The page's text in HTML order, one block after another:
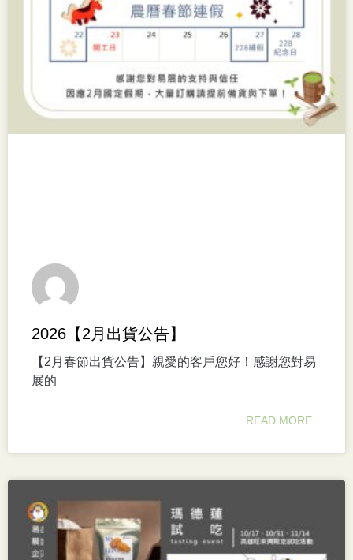
2026【2月出貨公告】
【2月春節出貨公告】親愛的客戶您好！感謝您對易
展的
READ MORE...